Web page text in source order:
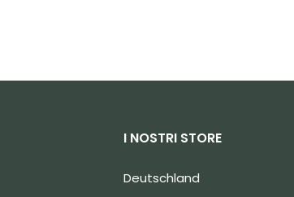
I NOSTRI STORE
Deutschland